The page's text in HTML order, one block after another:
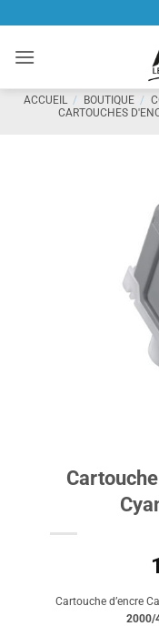
contenu
ACCUEIL / BOUTIQUE /
CARTOUCHES
Cartouche d’encre
2000/